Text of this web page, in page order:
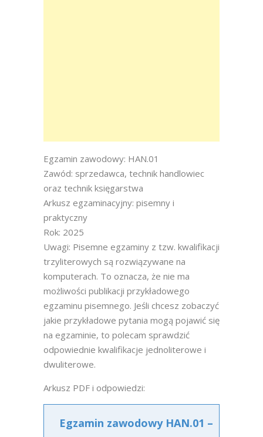
Egzamin zawodowy: HAN.01
Zawód: sprzedawca, technik handlowiec
oraz technik księgarstwa
Arkusz egzaminacyjny: pisemny i
praktyczny
Rok: 2025
Uwagi: Pisemne egzaminy z tzw. kwalifikacji
trzyliterowych są rozwiązywane na
komputerach. To oznacza, że nie ma
możliwości publikacji przykładowego
egzaminu pisemnego. Jeśli chcesz zobaczyć
jakie przykładowe pytania mogą pojawić się
na egzaminie, to polecam sprawdzić
odpowiednie kwalifikacje jednoliterowe i
dwuliterowe.
Arkusz PDF i odpowiedzi:
Egzamin zawodowy HAN.01 –